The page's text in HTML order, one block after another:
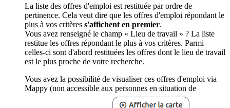
La liste des offres d'emploi est restituée par ordre de
pertinence. Cela veut dire que les offres d'emploi répondant le
plus à vos critères s'affichent en premier.
Vous avez renseigné le champ « Lieu de travail » ? La liste
restitue les offres répondant le plus à vos critères. Parmi
celles-ci sont d'abord restituées les offres dont le lieu de travail
est le plus proche de votre recherche.
Vous avez la possibilité de visualiser ces offres d'emploi via
Mappy (non accessible aux personnes en situation de